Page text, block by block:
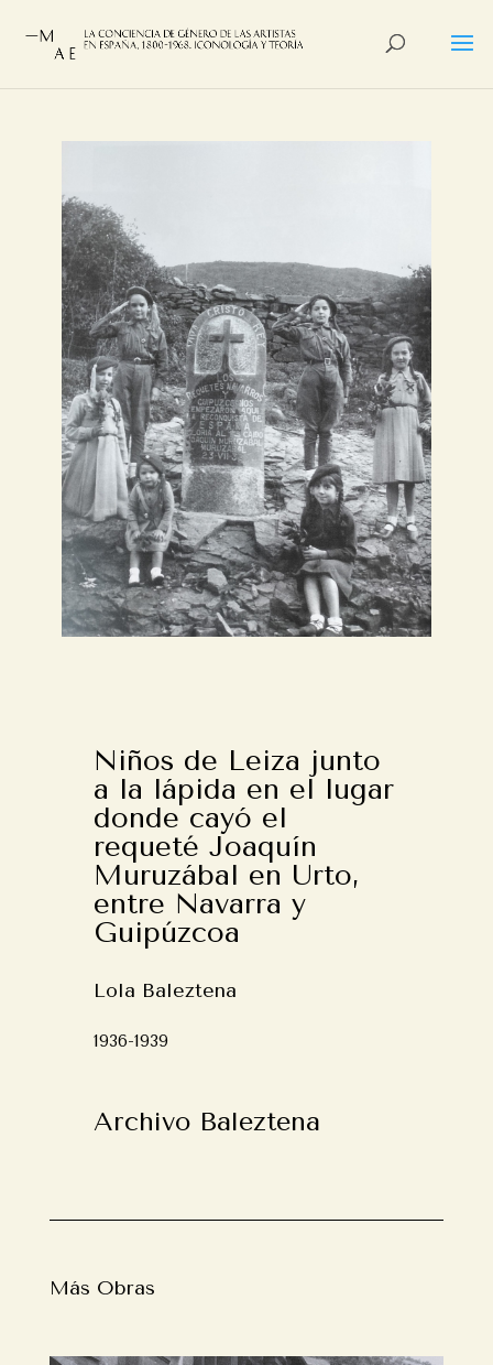
Niños de Leiza junto
a la lápida en el lugar
donde cayó el
requeté Joaquín
Muruzábal en Urto,
entre Navarra y
Guipúzcoa
Lola Baleztena
1936-1939
Archivo Baleztena
Más Obras